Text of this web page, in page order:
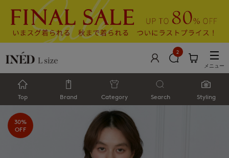
2
メニュー
Top Brand Category Search Styling
30%
OFF